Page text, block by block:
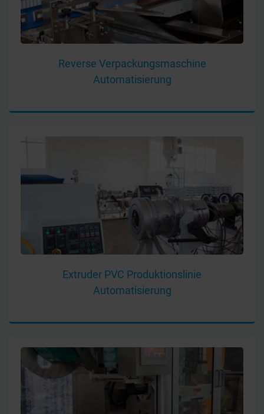
Reverse Verpackungsmaschine
Automatisierung
Extruder PVC Produktionslinie
Automatisierung